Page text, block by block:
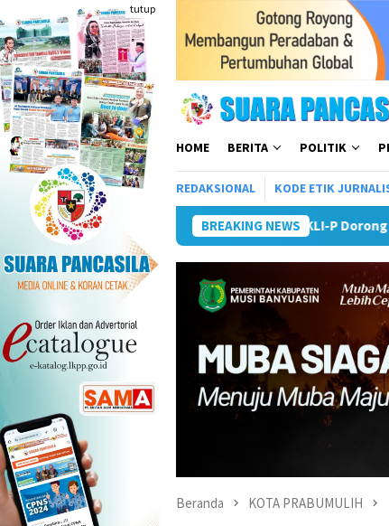
ke
konten
tutup
HOME BERITA POLITIK
REDAKSIONAL KODE ETIK
BREAKING NEWS
APKLI-P Dorong Badan Perekonomian
Beranda KOTA PRABUMULIH